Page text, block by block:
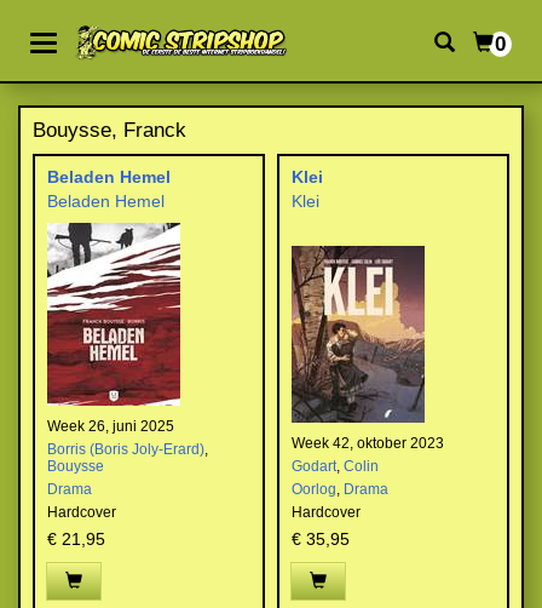
0
Bouysse, Franck
Beladen Hemel
Beladen Hemel
Week 26, juni 2025
Borris (Boris Joly-Erard),
Bouysse
Drama
Hardcover
€ 21,95
Klei
Klei
Week 42, oktober 2023
Godart, Colin
Oorlog, Drama
Hardcover
€ 35,95